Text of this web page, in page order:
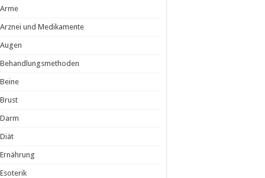
Arme
Arznei und Medikamente
Augen
Behandlungsmethoden
Beine
Brust
Darm
Diät
Ernährung
Esoterik